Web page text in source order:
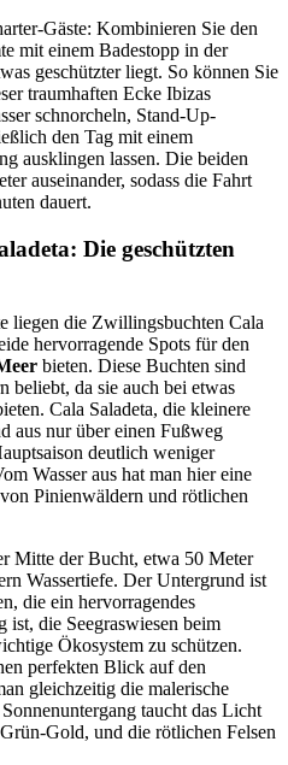
Gäste: Kombinieren Sie den
mit einem Badestopp in der
geschützter liegt. So können Sie
traumhaften Ecke Ibizas
schnorcheln, Stand-Up-
den Tag mit einem
ausklingen lassen. Die beiden
auseinander, sodass die Fahrt
dauert.
Die geschützten
liegen die Zwillingsbuchten Cala
hervorragende Spots für den
bieten. Diese Buchten sind
beliebt, da sie auch bei etwas
Cala Saladeta, die kleinere
aus nur über einen Fußweg
deutlich weniger
Wasser aus hat man hier eine
Pinienwäldern und rötlichen
Mitte der Bucht, etwa 50 Meter
Wassertiefe. Der Untergrund ist
die ein hervorragendes
die Seegraswiesen beim
Ökosystem zu schützen.
perfekten Blick auf den
gleichzeitig die malerische
taucht das Licht
Gold, und die rötlichen Felsen